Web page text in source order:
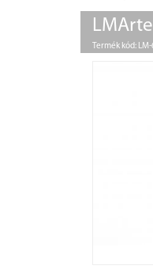
Termék kód: